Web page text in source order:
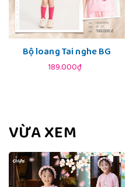
Bộ loang Tai nghe BG
189.000₫
VỪA XEM